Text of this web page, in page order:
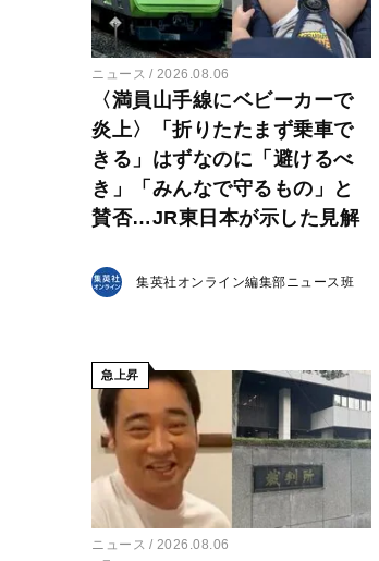
ニュース 2026.08.06
〈満員山手線にベビーカーで
炎上〉「折りたたまず乗車で
きる」はずなのに「避けるべ
き」「みんなで守るもの」と
賛否…JR東日本が示した見解
集英社オンライン編集部ニュース班
急上昇
ニュース 2026.08.06